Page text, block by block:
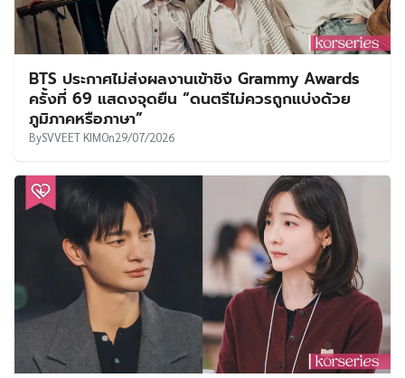
BTS ประกาศไม่ส่งผลงานเข้าชิง Grammy Awards
ครั้งที่ 69 แสดงจุดยืน “ดนตรีไม่ควรถูกแบ่งด้วย
ภูมิภาคหรือภาษา”
BySVVEET KIMOn29/07/2026